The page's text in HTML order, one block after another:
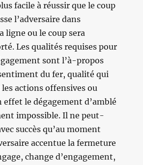
facile à réussir que le coup
l’adversaire dans
ligne ou le coup sera
Les qualités requises pour
sont l’à-propos
du fer, qualité qui
actions offensives ou
effet le dégagement d’amblé
impossible. Il ne peut-
succès qu’au moment
accentue la fermeture
change d’engagement,